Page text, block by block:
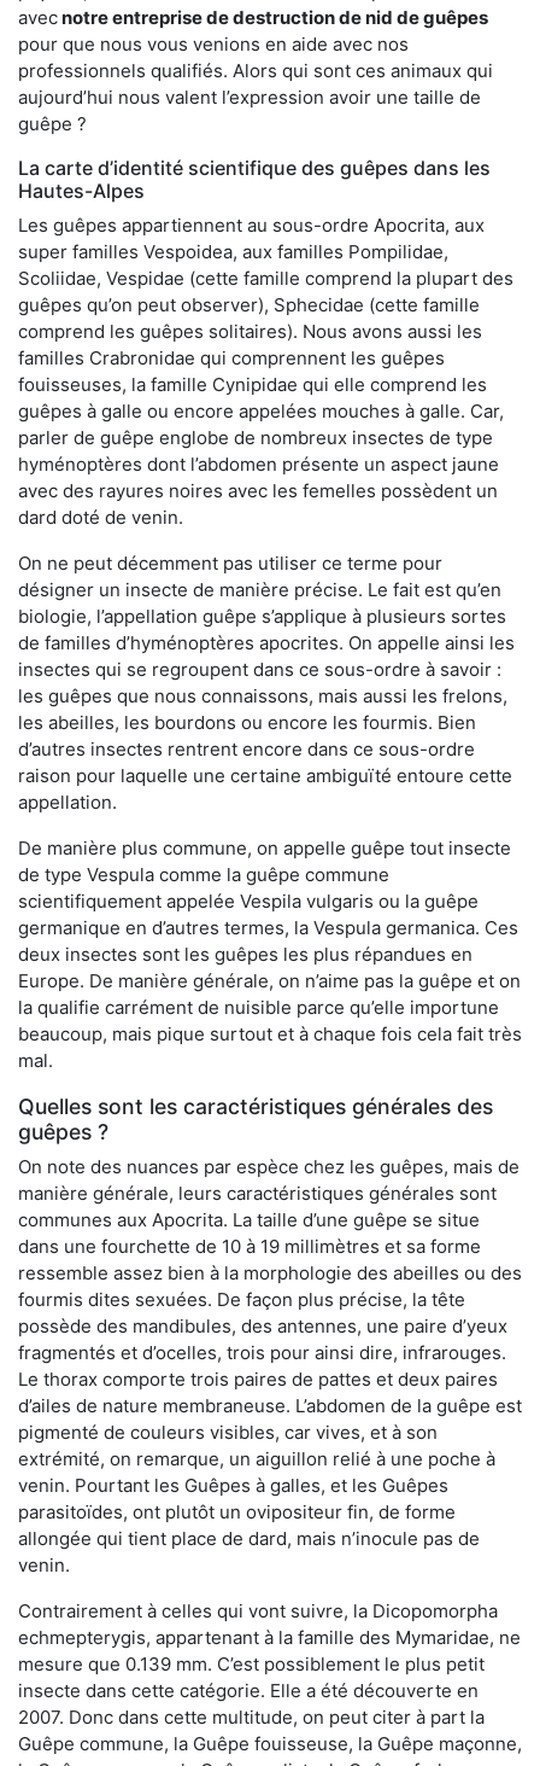
avecnotre entreprise de destruction de nid de guêpes
pour que nous vous venions en aide avec nos
professionnels qualifiés. Alors qui sont ces animaux qui
aujourd’hui nous valent l’expression avoir une taille de
guêpe ?
La carte d’identité scientifique des guêpes dans les
Hautes-Alpes
Les guêpes appartiennent au sous-ordre Apocrita, aux
super familles Vespoidea, aux familles Pompilidae,
Scoliidae, Vespidae (cette famille comprend la plupart des
guêpes qu’on peut observer), Sphecidae (cette famille
comprend les guêpes solitaires). Nous avons aussi les
familles Crabronidae qui comprennent les guêpes
fouisseuses, la famille Cynipidae qui elle comprend les
guêpes à galle ou encore appelées mouches à galle. Car,
parler de guêpe englobe de nombreux insectes de type
hyménoptères dont l’abdomen présente un aspect jaune
avec des rayures noires avec les femelles possèdent un
dard doté de venin.
On ne peut décemment pas utiliser ce terme pour
désigner un insecte de manière précise. Le fait est qu’en
biologie, l’appellation guêpe s’applique à plusieurs sortes
de familles d’hyménoptères apocrites. On appelle ainsi les
insectes qui se regroupent dans ce sous-ordre à savoir :
les guêpes que nous connaissons, mais aussi les frelons,
les abeilles, les bourdons ou encore les fourmis. Bien
d’autres insectes rentrent encore dans ce sous-ordre
raison pour laquelle une certaine ambiguïté entoure cette
appellation.
De manière plus commune, on appelle guêpe tout insecte
de type Vespula comme la guêpe commune
scientifiquement appelée Vespila vulgaris ou la guêpe
germanique en d’autres termes, la Vespula germanica. Ces
deux insectes sont les guêpes les plus répandues en
Europe. De manière générale, on n’aime pas la guêpe et on
la qualifie carrément de nuisible parce qu’elle importune
beaucoup, mais pique surtout et à chaque fois cela fait très
mal.
Quelles sont les caractéristiques générales des
guêpes ?
On note des nuances par espèce chez les guêpes, mais de
manière générale, leurs caractéristiques générales sont
communes aux Apocrita. La taille d’une guêpe se situe
dans une fourchette de 10 à 19 millimètres et sa forme
ressemble assez bien à la morphologie des abeilles ou des
fourmis dites sexuées. De façon plus précise, la tête
possède des mandibules, des antennes, une paire d’yeux
fragmentés et d’ocelles, trois pour ainsi dire, infrarouges.
Le thorax comporte trois paires de pattes et deux paires
d’ailes de nature membraneuse. L’abdomen de la guêpe est
pigmenté de couleurs visibles, car vives, et à son
extrémité, on remarque, un aiguillon relié à une poche à
venin. Pourtant les Guêpes à galles, et les Guêpes
parasitoïdes, ont plutôt un ovipositeur fin, de forme
allongée qui tient place de dard, mais n’inocule pas de
venin.
Contrairement à celles qui vont suivre, la Dicopomorpha
echmepterygis, appartenant à la famille des Mymaridae, ne
mesure que 0.139 mm. C’est possiblement le plus petit
insecte dans cette catégorie. Elle a été découverte en
2007. Donc dans cette multitude, on peut citer à part la
Guêpe commune, la Guêpe fouisseuse, la Guêpe maçonne,